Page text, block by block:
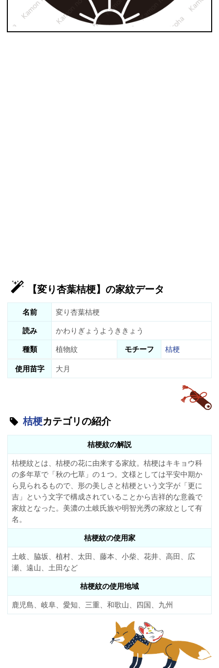
【変り杏葉桔梗】の家紋データ
名前
変り杏葉桔梗
読み
かわりぎょうようききょう
種類
植物紋 モチーフ
桔梗
使用苗字
大月
桔梗カテゴリの紹介
桔梗紋の解説
桔梗紋とは、桔梗の花に由来する家紋。桔梗はキキョウ科
の多年草で「秋の七草」の１つ。文様としては平安中期か
ら見られるもので、形の美しさと桔梗という文字が「更に
吉」という文字で構成されていることから吉祥的な意義で
家紋となった。美濃の土岐氏族や明智光秀の家紋として有
名。
桔梗紋の使用家
土岐、脇坂、植村、太田、藤本、小柴、花井、高田、広
瀬、遠山、土田など
桔梗紋の使用地域
鹿児島、岐阜、愛知、三重、和歌山、四国、九州